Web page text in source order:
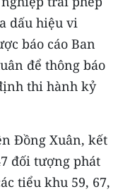
dấu hiệu vi
báo cáo Ban
để thông báo
thi hành kỷ
Đồng Xuân, kết
đối tượng phát
tiểu khu 59, 67,